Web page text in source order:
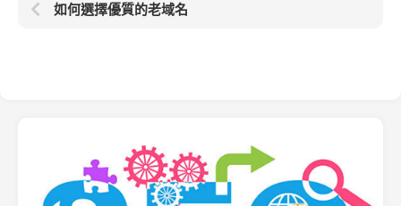
如何選擇優質的老域名